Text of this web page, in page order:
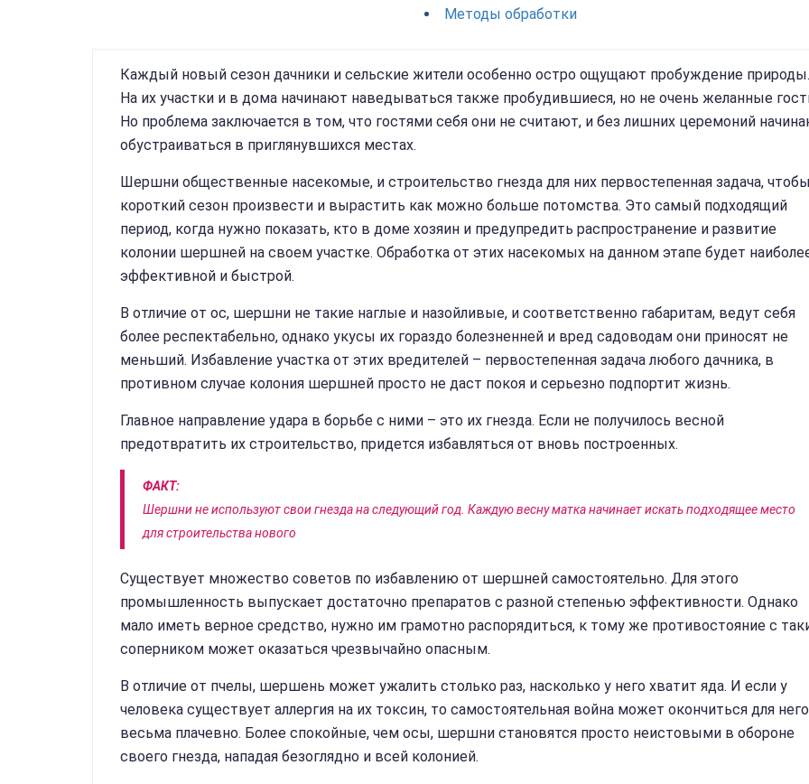
Методы обработки
Каждый новый сезон дачники и сельские жители особенно остро ощущают пробуждение природы.
На их участки и в дома начинают наведываться также пробудившиеся, но не очень желанные
Но проблема заключается в том, что гостями себя они не считают, и без лишних церемоний
обустраиваться в приглянувшихся местах.
Шершни общественные насекомые, и строительство гнезда для них первостепенная задача,
короткий сезон произвести и вырастить как можно больше потомства. Это самый подходящий
период, когда нужно показать, кто в доме хозяин и предупредить распространение и развитие
колонии шершней на своем участке. Обработка от этих насекомых на данном этапе будет
эффективной и быстрой.
В отличие от ос, шершни не такие наглые и назойливые, и соответственно габаритам, ведут себя
более респектабельно, однако укусы их гораздо болезненней и вред садоводам они приносят не
меньший. Избавление участка от этих вредителей – первостепенная задача любого дачника, в
противном случае колония шершней просто не даст покоя и серьезно подпортит жизнь.
Главное направление удара в борьбе с ними – это их гнезда. Если не получилось весной
предотвратить их строительство, придется избавляться от вновь построенных.
ФАКТ:
Шершни не используют свои гнезда на следующий год. Каждую весну матка начинает искать подходящее место
для строительства нового
Существует множество советов по избавлению от шершней самостоятельно. Для этого
промышленность выпускает достаточно препаратов с разной степенью эффективности. Однако
мало иметь верное средство, нужно им грамотно распорядиться, к тому же противостояние с
соперником может оказаться чрезвычайно опасным.
В отличие от пчелы, шершень может ужалить столько раз, насколько у него хватит яда. И если у
человека существует аллергия на их токсин, то самостоятельная война может окончиться для него
весьма плачевно. Более спокойные, чем осы, шершни становятся просто неистовыми в обороне
своего гнезда, нападая безоглядно и всей колонией.